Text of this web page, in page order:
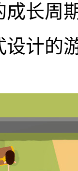
成长周
设计的